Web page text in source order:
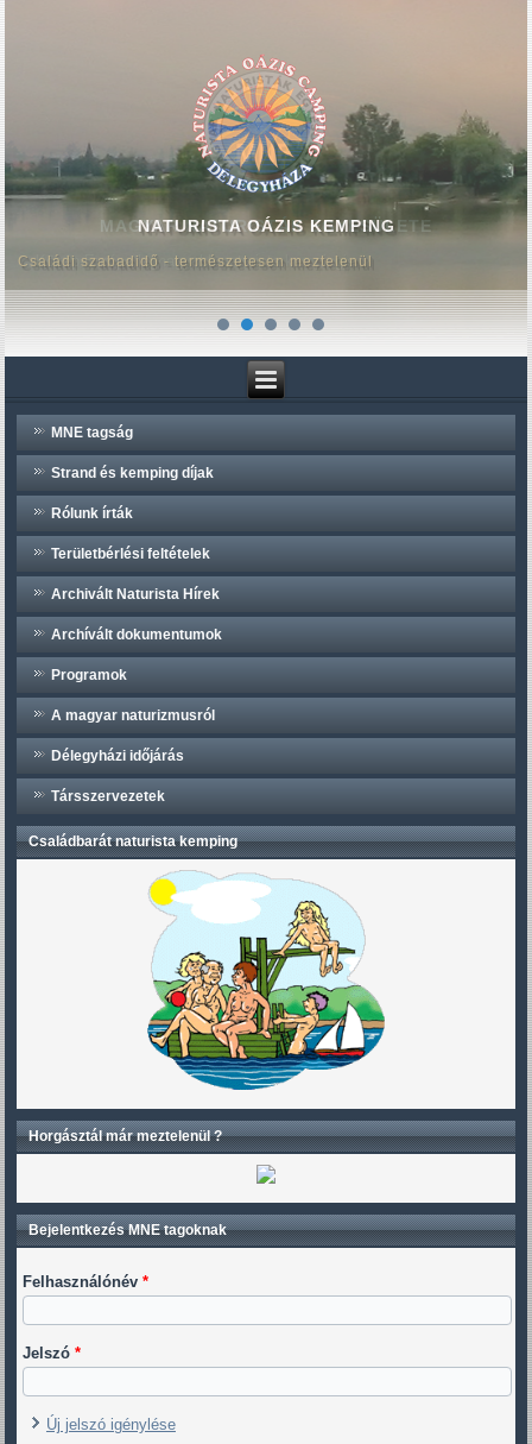
Közép-Európa legnagyobb naturista kempingje
MAGYAR NATURISTÁK EGYESÜLETE
Családi szabadidő - természetesen meztelenül
NATURISTA OÁZIS KEMPING
MNE tagság
Strand és kemping díjak
Rólunk írták
Területbérlési feltételek
Archivált Naturista Hírek
Archívált dokumentumok
Programok
A magyar naturizmusról
Délegyházi időjárás
Társszervezetek
Családbarát naturista kemping
Horgásztál már meztelenül ?
Bejelentkezés MNE tagoknak
Felhasználónév*
Jelszó*
Új jelszó igénylése